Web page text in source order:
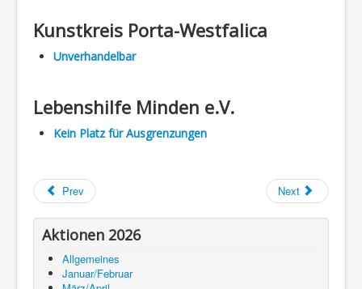
Kunstkreis Porta-Westfalica
Unverhandelbar
Lebenshilfe Minden e.V.
Kein Platz für Ausgrenzungen
Prev Next
Aktionen 2026
Allgemeines
Januar/Februar